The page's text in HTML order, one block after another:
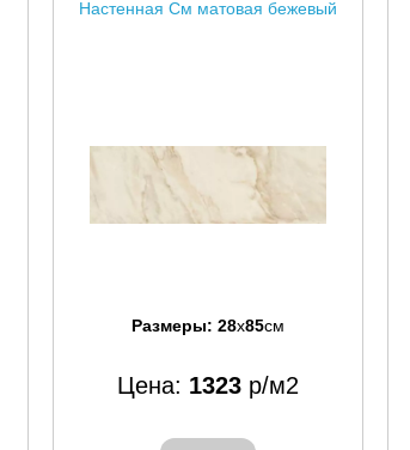
Настенная См матовая бежевый
Размеры: 28x85см
Цена: 1323 р/м2